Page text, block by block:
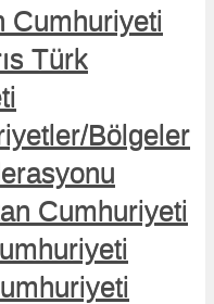
Cumhuriyeti
Türk
Bölgeler
Cumhuriyeti
Cumhuriyeti
Türk
Bölgeler
Cumhuriyeti